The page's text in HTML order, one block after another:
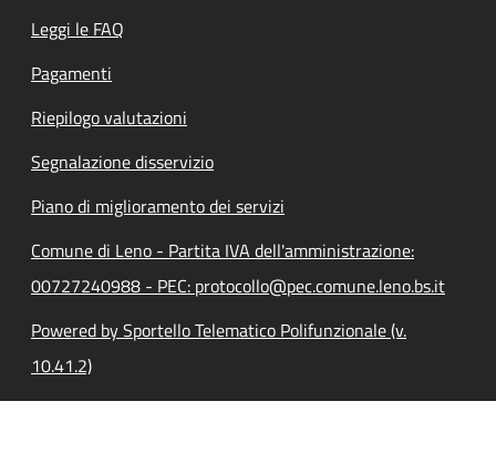
Leggi le FAQ
Pagamenti
Riepilogo valutazioni
Segnalazione disservizio
Piano di miglioramento dei servizi
Comune di Leno - Partita IVA dell'amministrazione:
00727240988 - PEC: protocollo@pec.comune.leno.bs.it
Powered by Sportello Telematico Polifunzionale (v.
10.41.2)